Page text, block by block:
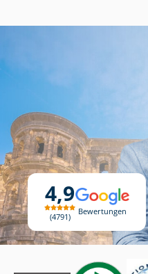
4,9
4791
Bewertungen